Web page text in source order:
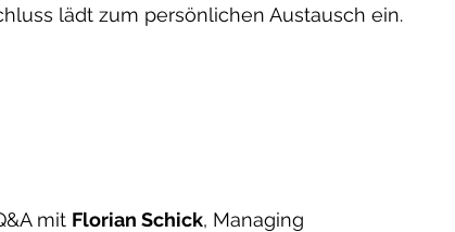
lädt zum persönlichen Austausch ein.
mit Florian Schick, Managing